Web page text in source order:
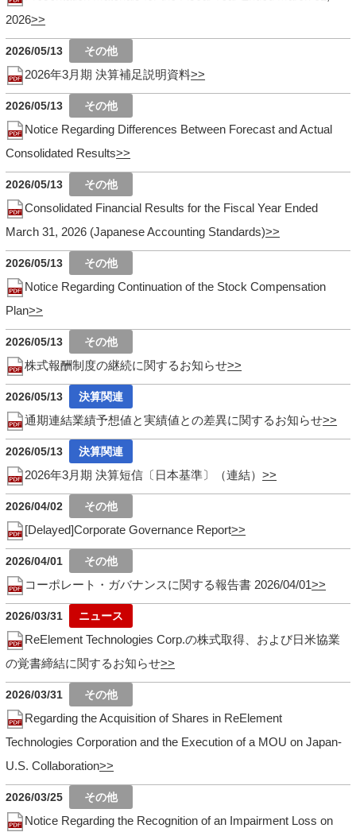
2026
2026/05/13
2026年3月期 決算補足説明資料
2026/05/13
Notice Regarding Differences Between Forecast and Actual
Consolidated Results
2026/05/13
Consolidated Financial Results for the Fiscal Year Ended
March 31, 2026 (Japanese Accounting Standards)
2026/05/13
Notice Regarding Continuation of the Stock Compensation
Plan
2026/05/13
株式報酬制度の継続に関するお知らせ
2026/05/13
通期連結業績予想値と実績値との差異に関するお知らせ
2026/05/13
2026年3月期 決算短信〔日本基準〕（連結）
2026/04/02
[Delayed]Corporate Governance Report
2026/04/01
コーポレート・ガバナンスに関する報告書 2026/04/01
2026/03/31
ReElement Technologies Corp.の株式取得、および日米協業
の覚書締結に関するお知らせ
2026/03/31
Regarding the Acquisition of Shares in ReElement
Technologies Corporation and the Execution of a MOU on Japan-
U.S. Collaboration
2026/03/25
Notice Regarding the Recognition of an Impairment Loss on